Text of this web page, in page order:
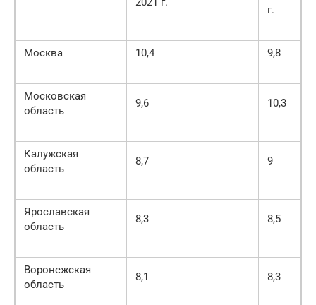
г.
Москва 10,4 9,8
Московская
область
9,6 10,3
Калужская
область
8,7 9
Ярославская
область
8,3 8,5
Воронежская
область
8,1 8,3